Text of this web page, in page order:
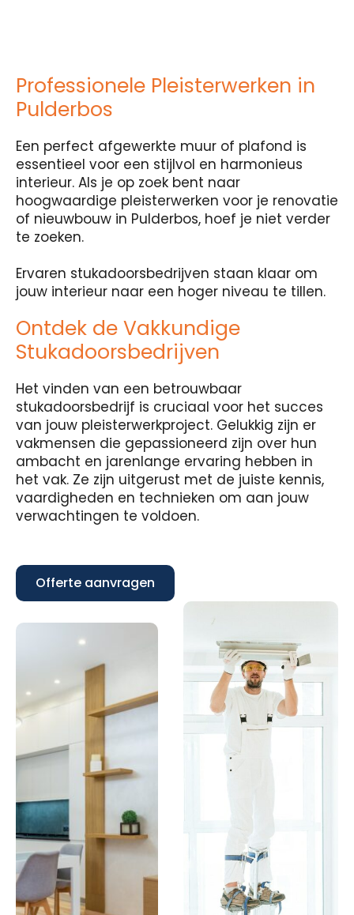
Professionele Pleisterwerken in
Pulderbos
Een perfect afgewerkte muur of plafond is
essentieel voor een stijlvol en harmonieus
interieur. Als je op zoek bent naar
hoogwaardige pleisterwerken voor je renovatie
of nieuwbouw in Pulderbos, hoef je niet verder
te zoeken.
Ervaren stukadoorsbedrijven staan klaar om
jouw interieur naar een hoger niveau te tillen.
Ontdek de Vakkundige
Stukadoorsbedrijven
Het vinden van een betrouwbaar
stukadoorsbedrijf is cruciaal voor het succes
van jouw pleisterwerkproject. Gelukkig zijn er
vakmensen die gepassioneerd zijn over hun
ambacht en jarenlange ervaring hebben in
het vak. Ze zijn uitgerust met de juiste kennis,
vaardigheden en technieken om aan jouw
verwachtingen te voldoen.
Offerte aanvragen